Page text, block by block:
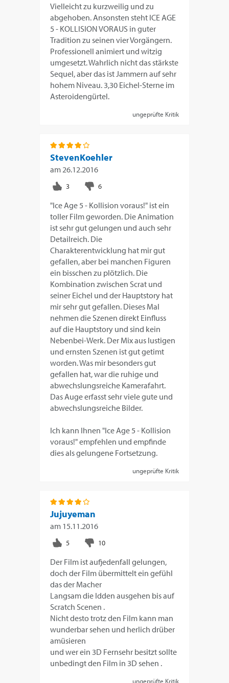
Vielleicht zu kurzweilig und zu
abgehoben. Ansonsten steht ICE AGE
5 - KOLLISION VORAUS in guter
Tradition zu seinen vier Vorgängern.
Professionell animiert und witzig
umgesetzt. Wahrlich nicht das stärkste
Sequel, aber das ist Jammern auf sehr
hohem Niveau. 3,30 Eichel-Sterne im
Asteroidengürtel.
ungeprüfte Kritik
StevenKoehler
am 26.12.2016
"Ice Age 5 - Kollision voraus!" ist ein
toller Film geworden. Die Animation
ist sehr gut gelungen und auch sehr
Detailreich. Die
Charakterentwicklung hat mir gut
gefallen, aber bei manchen Figuren
ein bisschen zu plötzlich. Die
Kombination zwischen Scrat und
seiner Eichel und der Hauptstory hat
mir sehr gut gefallen. Dieses Mal
nehmen die Szenen direkt Einfluss
auf die Hauptstory und sind kein
Nebenbei-Werk. Der Mix aus lustigen
und ernsten Szenen ist gut getimt
worden. Was mir besonders gut
gefallen hat, war die ruhige und
abwechslungsreiche Kamerafahrt.
Das Auge erfasst sehr viele gute und
abwechslungsreiche Bilder.
Ich kann Ihnen "Ice Age 5 - Kollision
voraus!" empfehlen und empfinde
dies als gelungene Fortsetzung.
ungeprüfte Kritik
Jujuyeman
am 15.11.2016
Der Film ist aufjedenfall gelungen,
doch der Film übermittelt ein gefühl
das der Macher
Langsam die Idden ausgehen bis auf
Scratch Scenen .
Nicht desto trotz den Film kann man
wunderbar sehen und herlich drüber
amüsieren
und wer ein 3D Fernsehr besitzt sollte
unbedingt den Film in 3D sehen .
ungeprüfte Kritik